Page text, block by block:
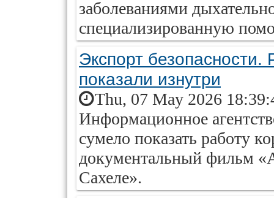
заболеваниями
специализированную
Экспорт безопасности.
показали изнутри
Thu, 07 May 2026
Информационное
сумело показать работу
документальный фильм
Сахеле».